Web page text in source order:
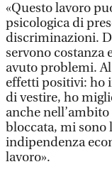
«Questo lavoro
psicologica di
discriminazioni.
servono costanza
avuto problemi.
effetti positivi: ho
di vestire, ho
anche
bloccata, mi sono
indipendenza
lavoro».